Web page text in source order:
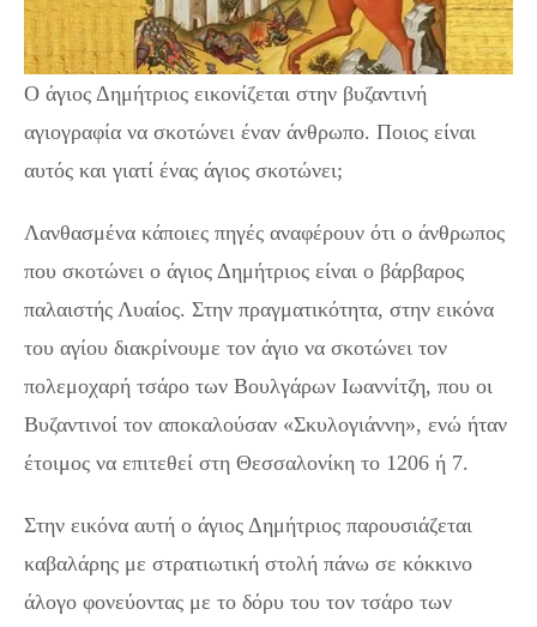
Ο άγιος Δημήτριος εικονίζεται στην βυζαντινή
αγιογραφία να σκοτώνει έναν άνθρωπο. Ποιος είναι
αυτός και γιατί ένας άγιος σκοτώνει;
Λανθασμένα κάποιες πηγές αναφέρουν ότι ο άνθρωπος
που σκοτώνει ο άγιος Δημήτριος είναι ο βάρβαρος
παλαιστής Λυαίος. Στην πραγματικότητα, στην εικόνα
του αγίου διακρίνουμε τον άγιο να σκοτώνει τον
πολεμοχαρή τσάρο των Βουλγάρων Ιωαννίτζη, που οι
Βυζαντινοί τον αποκαλούσαν «Σκυλογιάννη», ενώ ήταν
έτοιμος να επιτεθεί στη Θεσσαλονίκη το 1206 ή 7.
Στην εικόνα αυτή ο άγιος Δημήτριος παρουσιάζεται
καβαλάρης με στρατιωτική στολή πάνω σε κόκκινο
άλογο φονεύοντας με το δόρυ του τον τσάρο των